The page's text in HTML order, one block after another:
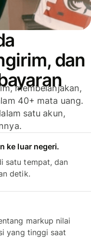
dan
membelanjakan,
40+ mata uang.
satu akun,
ke luar negeri.
satu tempat, dan
detik.
markup nilai
yang tinggi saat